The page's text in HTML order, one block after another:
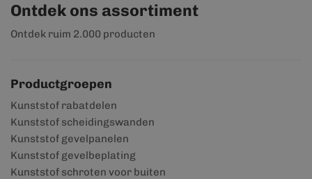
Ontdek ons assortiment
Ontdek ruim 2.000 producten
Productgroepen
Kunststof rabatdelen
Kunststof scheidingswanden
Kunststof gevelpanelen
Kunststof gevelbeplating
Kunststof schroten voor buiten